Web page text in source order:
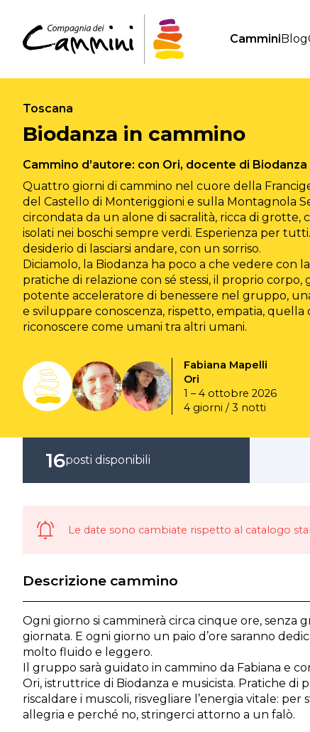
CamminiBlog
Toscana
Biodanza in cammino
Cammino d’autore: con Ori, docente di Biodanza
Quattro giorni di cammino nel cuore della
del Castello di Monteriggioni e sulla Montagnola
circondata da un alone di sacralità, ricca di grotte,
isolati nei boschi sempre verdi. Esperienza per
desiderio di lasciarsi andare, con un sorriso.
Diciamolo, la Biodanza ha poco a che vedere con
pratiche di relazione con sé stessi, il proprio corpo,
potente acceleratore di benessere nel gruppo,
e sviluppare conoscenza, rispetto, empatia, quella
riconoscere come umani tra altri umani.
Fabiana Mapelli
Ori
1 – 4 ottobre 2026
4 giorni / 3 notti
16posti disponibili
Le date sono cambiate rispetto al catalogo
Descrizione cammino
Ogni giorno si camminerà circa cinque ore, senza
giornata. E ogni giorno un paio d’ore saranno
molto fluido e leggero.
Il gruppo sarà guidato in cammino da Fabiana e
Ori, istruttrice di Biodanza e musicista. Pratiche di
riscaldare i muscoli, risvegliare l’energia vitale: per
allegria e perché no, stringerci attorno a un falò.